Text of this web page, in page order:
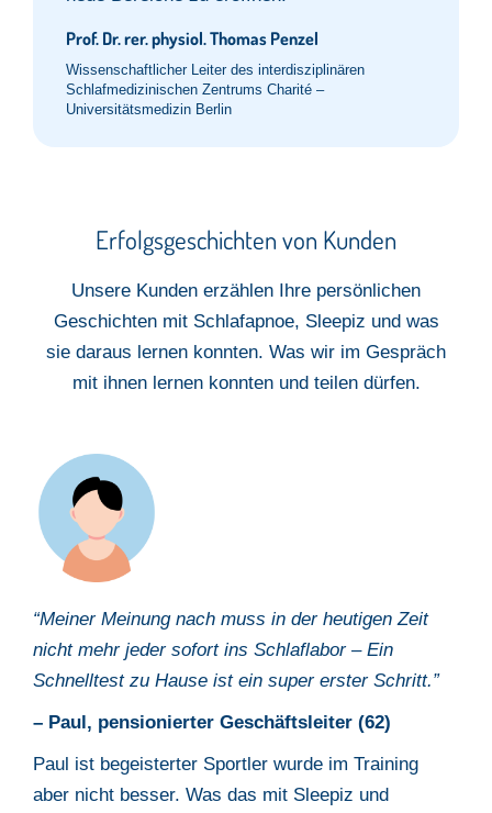
Prof. Dr. rer. physiol. Thomas Penzel
Wissenschaftlicher Leiter des interdisziplinären
Schlafmedizinischen Zentrums Charité –
Universitätsmedizin Berlin
Erfolgsgeschichten von Kunden​
Unsere Kunden erzählen Ihre persönlichen
Geschichten mit Schlafapnoe, Sleepiz und was
sie daraus lernen konnten. Was wir im Gespräch
mit ihnen lernen konnten und teilen dürfen.
“Meiner Meinung nach muss in der heutigen Zeit
nicht mehr jeder sofort ins Schlaflabor – Ein
Schnelltest zu Hause ist ein super erster Schritt.”
– Paul, pensionierter Geschäftsleiter (62)
Paul ist begeisterter Sportler wurde im Training
aber nicht besser. Was das mit Sleepiz und